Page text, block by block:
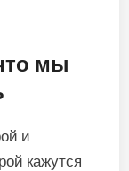
мы
и
кажутся